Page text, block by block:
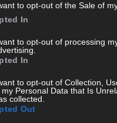
to opt-out of the Sale of
In
to opt-out of processing
In
to opt-out of Collection,
my Personal Data that Is
collected.
Out